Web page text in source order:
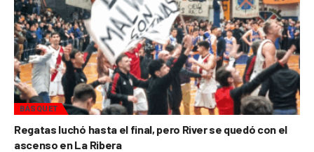
BÁSQUET
Regatas luchó hasta el final, pero River se quedó con el
ascenso en La Ribera